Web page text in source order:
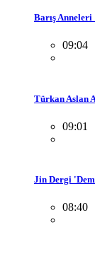
Barış
09:04
Türkan Aslan
09:01
Jin Dergi
08:40